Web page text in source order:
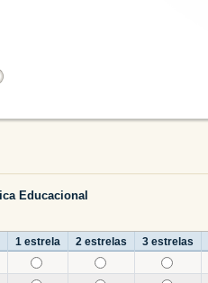
Educacional
1 estrela 2 estrelas 3 estrelas